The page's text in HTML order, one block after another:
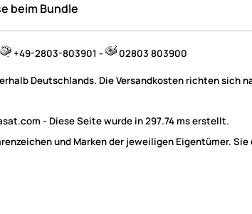
beim Bundle
+49-2803-803901 - 02803 803900
Deutschlands. Die Versandkosten richten sich
- Diese Seite wurde in 297.74 ms erstellt.
und Marken der jeweiligen Eigentümer.